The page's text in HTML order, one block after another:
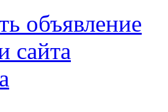
объявление
сайта